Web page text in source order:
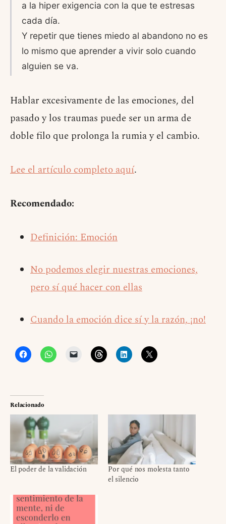
a la hiper exigencia con la que te estresas
cada día.
Y repetir que tienes miedo al abandono no es
lo mismo que aprender a vivir solo cuando
alguien se va.
Hablar excesivamente de las emociones, del
pasado y los traumas puede ser un arma de
doble filo que prolonga la rumia y el cambio.
Lee el artículo completo aquí.
Recomendado:
Definición: Emoción
No podemos elegir nuestras emociones,
pero sí qué hacer con ellas
Cuando la emoción dice sí y la razón, ¡no!
Relacionado
El poder de la validación
Por qué nos molesta tanto
el silencio